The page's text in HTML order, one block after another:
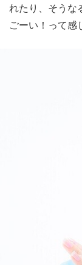
れたり、そうな
ごーい！って感